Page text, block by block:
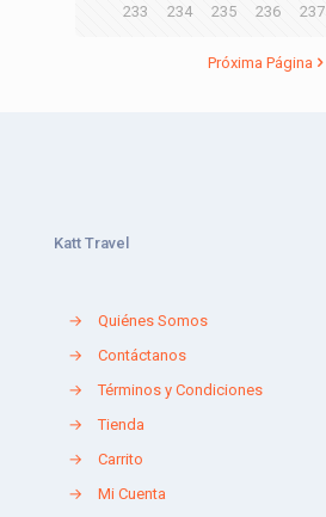
233 234 235 236 237
Próxima Página
Katt Travel
→
Quiénes Somos
→
Contáctanos
→
Términos y Condiciones
→
Tienda
→
Carrito
→
Mi Cuenta